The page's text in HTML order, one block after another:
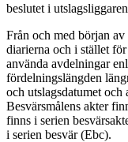
beslutet i
Från och med början
diarierna och i stället
använda avdelningar
fördelningslängden
och utslagsdatumet
Besvärsmålens akter
finns i serien
i serien besvär (Ebc).